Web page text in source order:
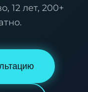
12 лет, 200+